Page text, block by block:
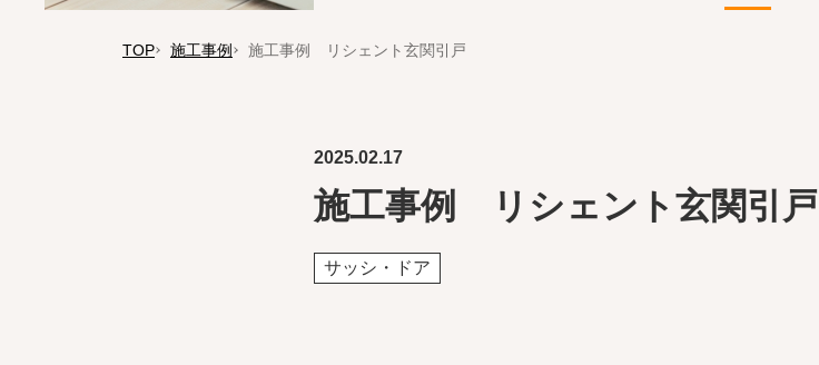
TOP 施工事例 施工事例 リシェント玄関引戸
2025.02.17
施工事例 リシェント玄関引戸
サッシ・ドア